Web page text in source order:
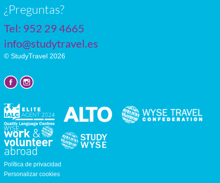
¿Preguntas?
Tel: 952 29 4665
info@studytravel.es
© StudyTravel 2026
Política de privacidad
Personalizar cookies